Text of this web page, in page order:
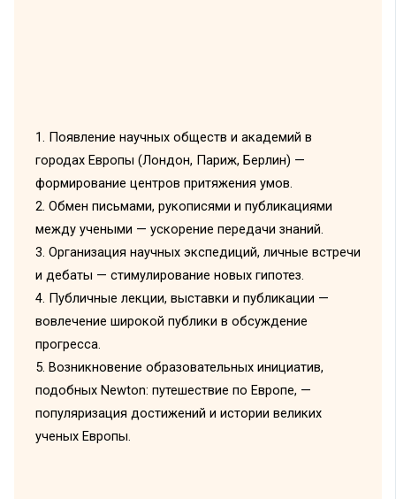
1. Появление научных обществ и академий в
городах Европы (Лондон, Париж, Берлин) —
формирование центров притяжения умов.
2. Обмен письмами, рукописями и публикациями
между учеными — ускорение передачи знаний.
3. Организация научных экспедиций, личные встречи
и дебаты — стимулирование новых гипотез.
4. Публичные лекции, выставки и публикации —
вовлечение широкой публики в обсуждение
прогресса.
5. Возникновение образовательных инициатив,
подобных Newton: путешествие по Европе, —
популяризация достижений и истории великих
ученых Европы.